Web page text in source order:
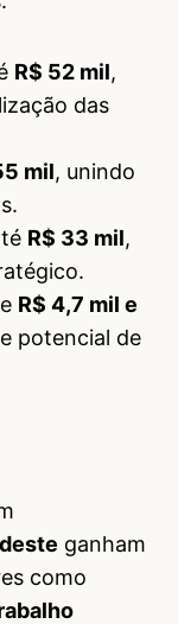
R$ 52 mil,
das
mil, unindo
R$ 33 mil,
R$ 4,7 mil e
potencial de
ganham
como